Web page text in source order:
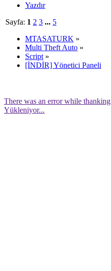
Yazdır
Sayfa: 1 2 3 ... 5
MTASATURK »
Multi Theft Auto »
Script »
[İNDİR] Yönetici Paneli
There was an error while thanking
Yükleniyor...